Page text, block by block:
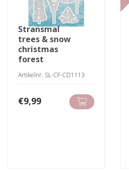
stransmal
trees & snow
christmas
forest
Artikelnr. SL-CF-CD1113
€9,99